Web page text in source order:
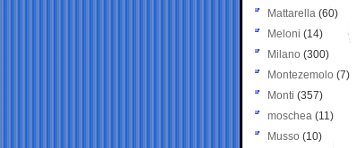
Mattarella (60)
Meloni (14)
Milano (300)
Montezemolo (7)
Monti (357)
moschea (11)
Musso (10)